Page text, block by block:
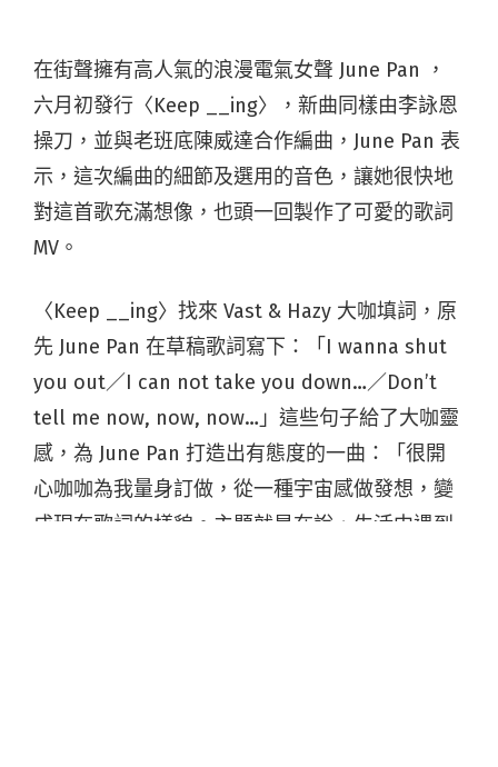
在街聲擁有高人氣的浪漫電氣女聲 June Pan ，
六月初發行〈Keep __ing〉，新曲同樣由李詠恩
操刀，並與老班底陳威達合作編曲，June Pan 表
示，這次編曲的細節及選用的音色，讓她很快地
對這首歌充滿想像，也頭一回製作了可愛的歌詞
MV。
〈Keep __ing〉找來 Vast & Hazy 大咖填詞，原
先 June Pan 在草稿歌詞寫下：「I wanna shut
you out／I can not take you down…／Don’t
tell me now, now, now…」這些句子給了大咖靈
感，為 June Pan 打造出有態度的一曲：「很開
心咖咖為我量身訂做，從一種宇宙感做發想，變
成現在歌詞的樣貌。主題就是在說，生活中遇到